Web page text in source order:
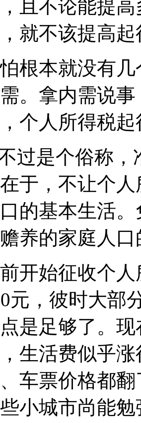
且不论能提
就不该提高
根本就没有
。拿内需说
个人所得税
过是个俗称
于，不让个
的基本生活
养的家庭人
开始征收个
元，彼时大部
是足够了。
生活费似乎
车票价格都
小城市尚能